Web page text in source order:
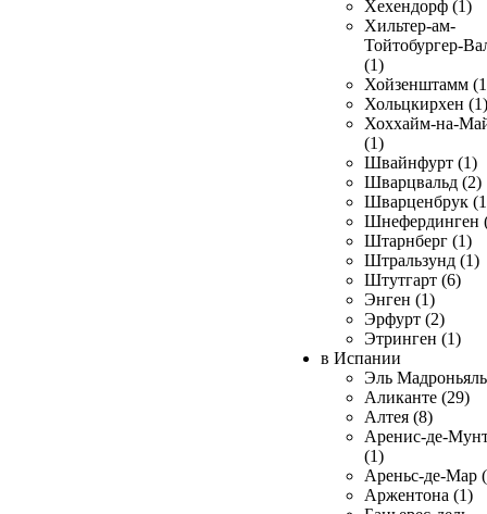
Хехендорф (1)
Хильтер-ам-
Тойтобургер-
(1)
Хойзенштамм
Хольцкирхен (1)
Хоххайм-на-
(1)
Швайнфурт (1)
Шварцвальд (2)
Шварценбрук
Шнефердинген
Штарнберг (1)
Штральзунд (1)
Штутгарт (6)
Энген (1)
Эрфурт (2)
Этринген (1)
в Испании
Эль
Аликанте (29)
Алтея (8)
Аренис-де-
(1)
Ареньс-де-Мар
Аржентона (1)